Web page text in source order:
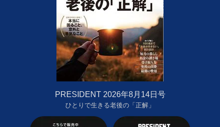
PRESIDENT 2026年8月14日号
ひとりで生きる老後の「正解」